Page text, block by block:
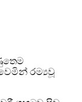
රම්‍යවූ